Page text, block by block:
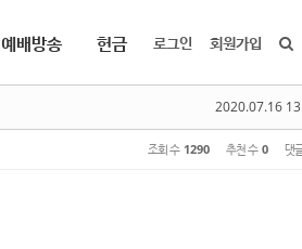
예배방송 헌금 로그인 회원가입
2020.07.16
조회 수 1290 추천 수 0 댓